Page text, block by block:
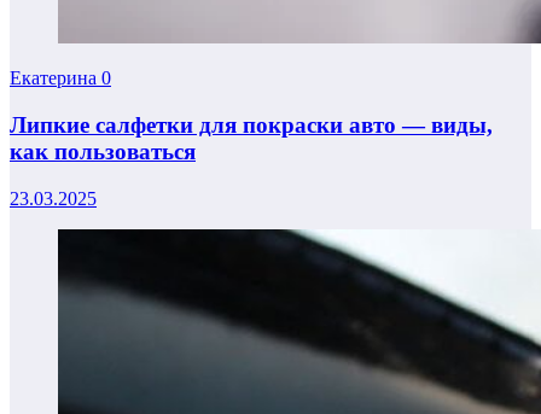
Екатерина 0
Липкие салфетки для покраски авто — виды,
как пользоваться
23.03.2025